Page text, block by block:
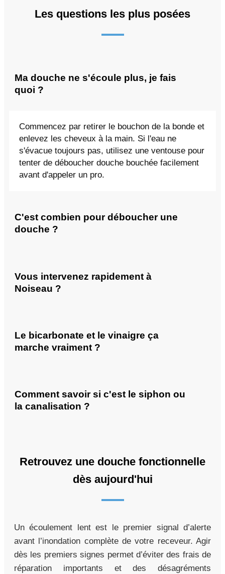
Les questions les plus posées
Ma douche ne s'écoule plus, je fais
quoi ?
Commencez par retirer le bouchon de la bonde et
enlevez les cheveux à la main. Si l'eau ne
s'évacue toujours pas, utilisez une ventouse pour
tenter de déboucher douche bouchée facilement
avant d'appeler un pro.
C'est combien pour déboucher une
douche ?
Vous intervenez rapidement à
Noiseau ?
Le bicarbonate et le vinaigre ça
marche vraiment ?
Comment savoir si c'est le siphon ou
la canalisation ?
Retrouvez une douche fonctionnelle
dès aujourd'hui
Un écoulement lent est le premier signal d’alerte
avant l’inondation complète de votre receveur. Agir
dès les premiers signes permet d’éviter des frais de
réparation importants et des désagréments